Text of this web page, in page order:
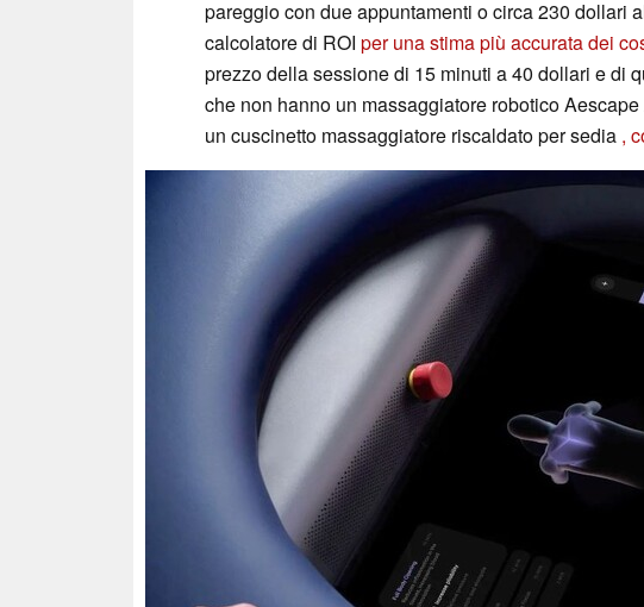
pareggio con due appuntamenti o circa 230 dollari
calcolatore di ROI per una stima più accurata dei
prezzo della sessione di 15 minuti a 40 dollari e di
che non hanno un massaggiatore robotico
un cuscinetto massaggiatore riscaldato per sedia ,